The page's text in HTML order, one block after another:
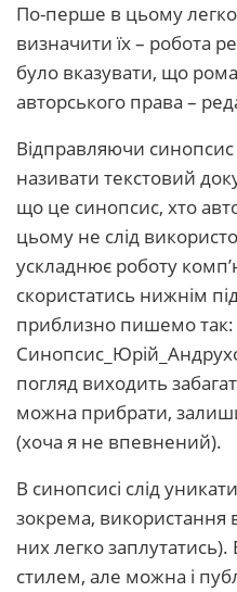
По-перше в цьому
визначити їх – робота
було вказувати, що
авторського права –
Відправляючи
називати текстовий
що це синопсис, хто
цьому не слід
ускладнює роботу
скористатись нижнім
приблизно пишемо так:
погляд виходить
можна прибрати,
(хоча я не впевнений).
В синопсисі слід
зокрема, використання
них легко
стилем, але можна і